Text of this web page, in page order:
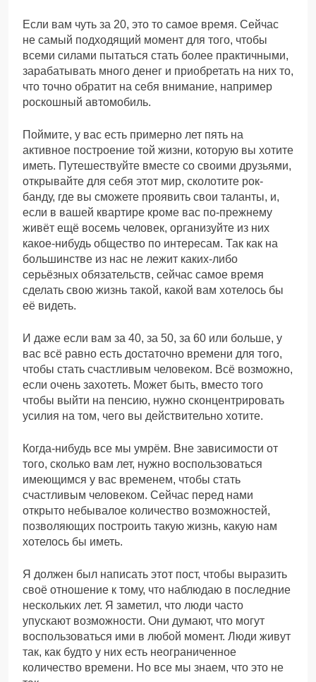
Если вам чуть за 20, это то самое время. Сейчас
не самый подходящий момент для того, чтобы
всеми силами пытаться стать более практичными,
зарабатывать много денег и приобретать на них то,
что точно обратит на себя внимание, например
роскошный автомобиль.
Поймите, у вас есть примерно лет пять на
активное построение той жизни, которую вы хотите
иметь. Путешествуйте вместе со своими друзьями,
открывайте для себя этот мир, сколотите рок-
банду, где вы сможете проявить свои таланты, и,
если в вашей квартире кроме вас по-прежнему
живёт ещё восемь человек, организуйте из них
какое-нибудь общество по интересам. Так как на
большинстве из нас не лежит каких-либо
серьёзных обязательств, сейчас самое время
сделать свою жизнь такой, какой вам хотелось бы
её видеть.
И даже если вам за 40, за 50, за 60 или больше, у
вас всё равно есть достаточно времени для того,
чтобы стать счастливым человеком. Всё возможно,
если очень захотеть. Может быть, вместо того
чтобы выйти на пенсию, нужно сконцентрировать
усилия на том, чего вы действительно хотите.
Когда-нибудь все мы умрём. Вне зависимости от
того, сколько вам лет, нужно воспользоваться
имеющимся у вас временем, чтобы стать
счастливым человеком. Сейчас перед нами
открыто небывалое количество возможностей,
позволяющих построить такую жизнь, какую нам
хотелось бы иметь.
Я должен был написать этот пост, чтобы выразить
своё отношение к тому, что наблюдаю в последние
нескольких лет. Я заметил, что люди часто
упускают возможности. Они думают, что могут
воспользоваться ими в любой момент. Люди живут
так, как будто у них есть неограниченное
количество времени. Но все мы знаем, что это не